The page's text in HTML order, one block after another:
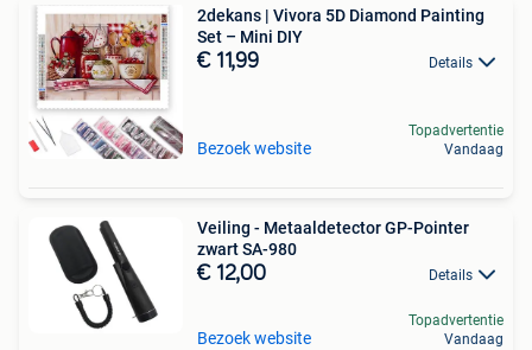
2dekans | Vivora 5D Diamond Painting
Set – Mini DIY
€ 11,99 Details
Bezoek website
Topadvertentie
Vandaag
Veiling - Metaaldetector GP-Pointer
zwart SA-980
€ 12,00 Details
Bezoek website
Topadvertentie
Vandaag